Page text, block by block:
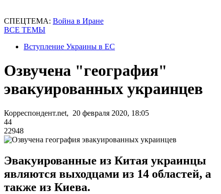
СПЕЦТЕМА: Война в Иране
ВСЕ ТЕМЫ
Вступление Украины в ЕС
Озвучена "география"
эвакуированных украинцев
Корреспондент.net, 20 февраля 2020, 18:05
44
22948
Эвакуированные из Китая украинцы
являются выходцами из 14 областей, а
также из Киева.